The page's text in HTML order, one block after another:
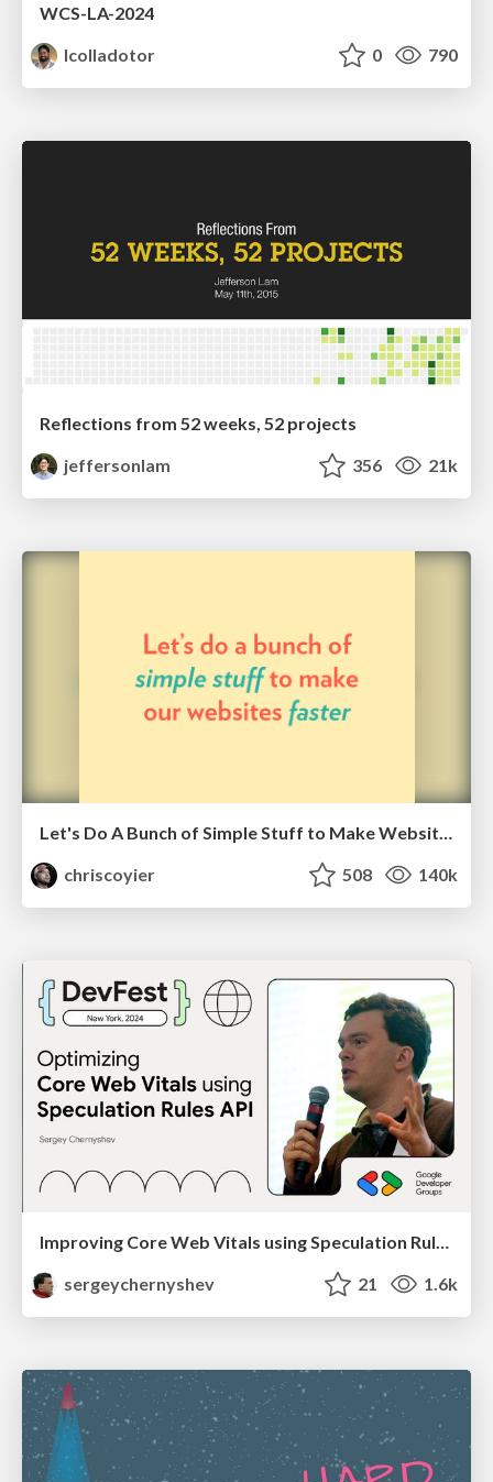
WCS-LA-2024
lcolladotor
0 790
Reflections from 52 weeks, 52 projects
jeffersonlam
356 21k
Let's Do A Bunch of Simple Stuff to Make Websites Faster
chriscoyier
508 140k
Improving Core Web Vitals using Speculation Rules API
sergeychernyshev
21 1.6k